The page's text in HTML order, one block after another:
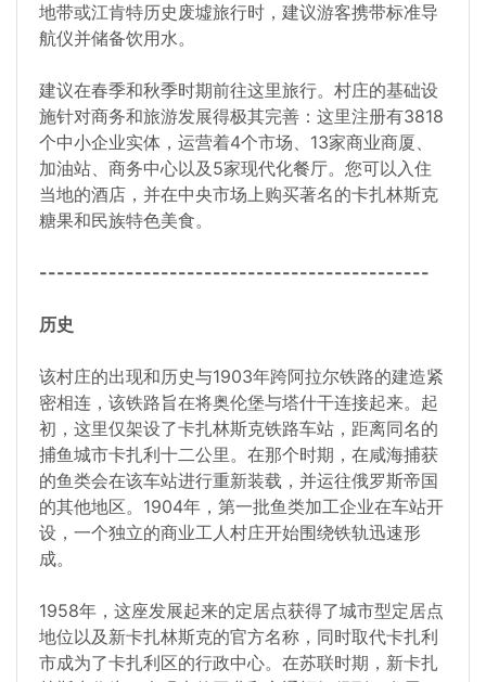
地带或江肯特历史废墟旅行时，建议游客携带标准导
航仪并储备饮用水。
建议在春季和秋季时期前往这里旅行。村庄的基础设
施针对商务和旅游发展得极其完善：这里注册有3818
个中小企业实体，运营着4个市场、13家商业商厦、
加油站、商务中心以及5家现代化餐厅。您可以入住
当地的酒店，并在中央市场上购买著名的卡扎林斯克
糖果和民族特色美食。
---------------------------------------------
历史
该村庄的出现和历史与1903年跨阿拉尔铁路的建造紧
密相连，该铁路旨在将奥伦堡与塔什干连接起来。起
初，这里仅架设了卡扎林斯克铁路车站，距离同名的
捕鱼城市卡扎利十二公里。在那个时期，在咸海捕获
的鱼类会在该车站进行重新装载，并运往俄罗斯帝国
的其他地区。1904年，第一批鱼类加工企业在车站开
设，一个独立的商业工人村庄开始围绕铁轨迅速形
成。
1958年，这座发展起来的定居点获得了城市型定居点
地位以及新卡扎林斯克的官方名称，同时取代卡扎利
市成为了卡扎利区的行政中心。在苏联时期，新卡扎